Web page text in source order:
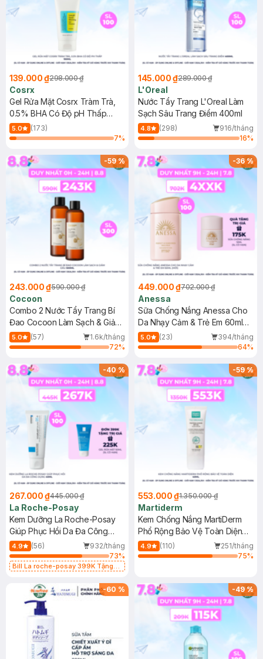
139.000 ₫298.000 ₫
Cosrx
Gel Rửa Mặt Cosrx Tràm Trà,
0.5% BHA Có Độ pH Thấp
150ml
5.0
(173)
7%
145.000 ₫289.000 ₫
L'Oreal
Nước Tẩy Trang L'Oreal Làm
Sạch Sâu Trang Điểm 400ml
4.8 (298)
916/tháng
16%
-59%
243.000 ₫590.000 ₫
Cocoon
Combo 2 Nước Tẩy Trang Bí
Đao Cocoon Làm Sạch & Giảm
Dầu 500ml
5.0 (57)
1.6k/tháng
72%
-36%
449.000 ₫702.000 ₫
Anessa
Sữa Chống Nắng Anessa Cho
Da Nhạy Cảm & Trẻ Em 60ml
(Mới)
5.0 (23)
394/tháng
64%
-40%
267.000 ₫445.000 ₫
La Roche-Posay
Kem Dưỡng La Roche-Posay
Giúp Phục Hồi Da Đa Công
Dụng 40ml
4.9 (56)
932/tháng
73%
Bill La roche-posay 399K Tặng
(SL có hạn)
-59%
553.000 ₫1.350.000 ₫
Martiderm
Kem Chống Nắng MartiDerm
Phổ Rộng Bảo Vệ Toàn Diện
40ml
4.9 (110)
251/tháng
75%
-60 % -49%